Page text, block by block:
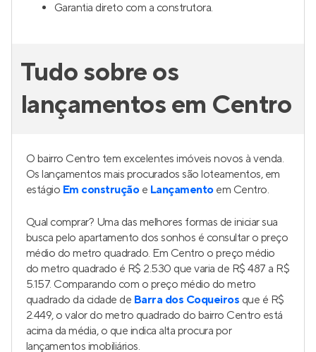
Garantia direto com a construtora.
Tudo sobre os
lançamentos em Centro
O bairro Centro tem excelentes imóveis novos à venda.
Os lançamentos mais procurados são loteamentos, em
estágio Em construçãoe Lançamento em Centro.
Qual comprar? Uma das melhores formas de iniciar sua
busca pelo apartamento dos sonhos é consultar o preço
médio do metro quadrado. Em Centro o preço médio
do metro quadrado é R$ 2.530 que varia de R$ 487 a R$
5.157. Comparando com o preço médio do metro
quadrado da cidade de Barra dos Coqueiros que é R$
2.449, o valor do metro quadrado do bairro Centro está
acima da média, o que indica alta procura por
lançamentos imobiliários.